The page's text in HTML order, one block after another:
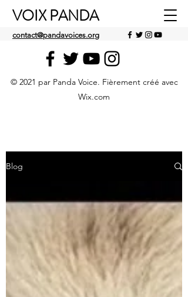
VOIX PANDA
contact@pandavoices.org
© 2021 par Panda Voice. Fièrement créé avec
Wix.com
Blog